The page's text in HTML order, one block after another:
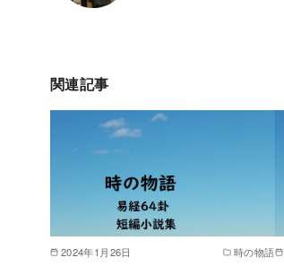
関連記事
2024年1月26日 時の物語